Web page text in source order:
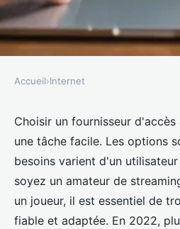
Les meilleurs
d'accès à internet
Arthur• 16 octobre 2024 •6 min de
Accueil›Internet
Choisir un fournisseur
une tâche facile. Les options
besoins varient d'un
soyez un amateur de
un joueur, il est essentiel de
fiable et adaptée. En 2022,